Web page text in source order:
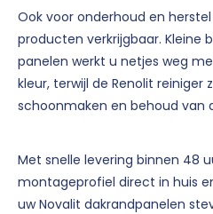
Ook voor onderhoud en
producten verkrijgbaar. Kleine
panelen werkt u netjes weg
kleur, terwijl de Renolit reiniger
schoonmaken en behoud van
Met snelle levering binnen 48
montageprofiel direct in huis
uw Novalit dakrandpanelen